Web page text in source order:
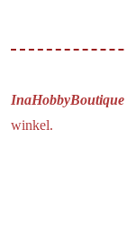
InaHobbyBoutique
winkel.